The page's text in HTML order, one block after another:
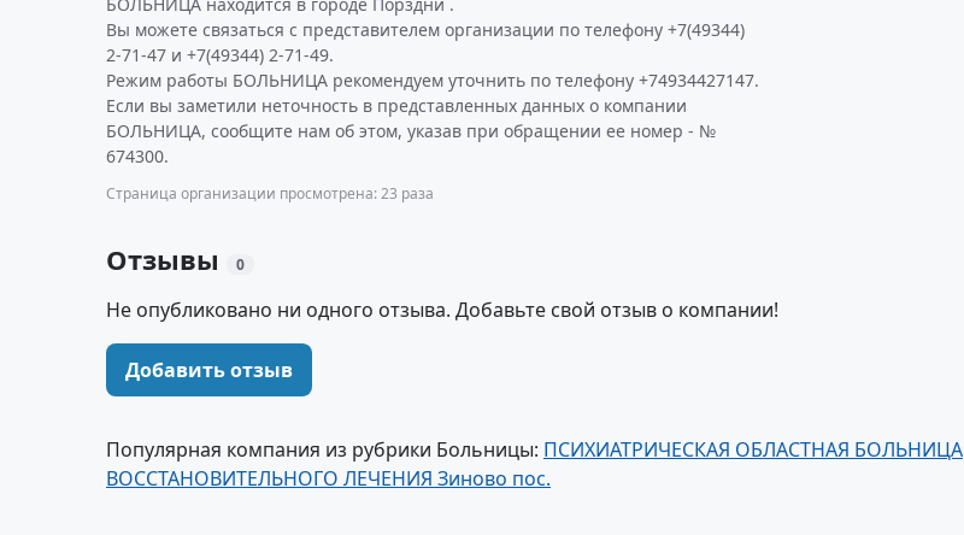
Вы можете связаться с представителем организации по телефону +7(49344)
2-71-47 и +7(49344) 2-71-49.
Режим работы БОЛЬНИЦА рекомендуем уточнить по телефону +74934427147.
Если вы заметили неточность в представленных данных о компании
БОЛЬНИЦА, сообщите нам об этом, указав при обращении ее номер - №
674300.
Страница организации просмотрена: 23 раза
Отзывы 0
Не опубликовано ни одного отзыва. Добавьте свой отзыв о компании!
Добавить отзыв
Популярная компания из рубрики Больницы: ПСИХИАТРИЧЕСКАЯ ОБЛАСТНАЯ БОЛЬНИЦА
ВОССТАНОВИТЕЛЬНОГО ЛЕЧЕНИЯ Зиново пос.